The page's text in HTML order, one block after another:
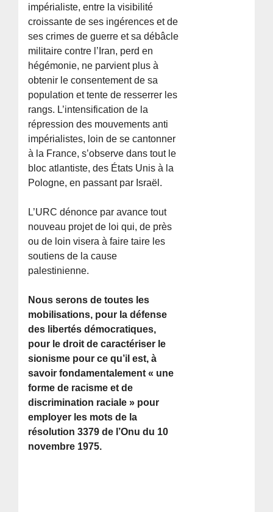
impérialiste, entre la visibilité
croissante de ses ingérences et de
ses crimes de guerre et sa débâcle
militaire contre l’Iran, perd en
hégémonie, ne parvient plus à
obtenir le consentement de sa
population et tente de resserrer les
rangs. L’intensification de la
répression des mouvements anti
impérialistes, loin de se cantonner
à la France, s’observe dans tout le
bloc atlantiste, des États Unis à la
Pologne, en passant par Israël.
L’URC dénonce par avance tout
nouveau projet de loi qui, de près
ou de loin visera à faire taire les
soutiens de la cause
palestinienne.
Nous serons de toutes les
mobilisations, pour la défense
des libertés démocratiques,
pour le droit de caractériser le
sionisme pour ce qu’il est, à
savoir fondamentalement « une
forme de racisme et de
discrimination raciale » pour
employer les mots de la
résolution 3379 de l’Onu du 10
novembre 1975.